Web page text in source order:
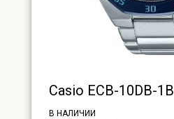
Casio ECB-10DB-1B
В НАЛИЧИИ